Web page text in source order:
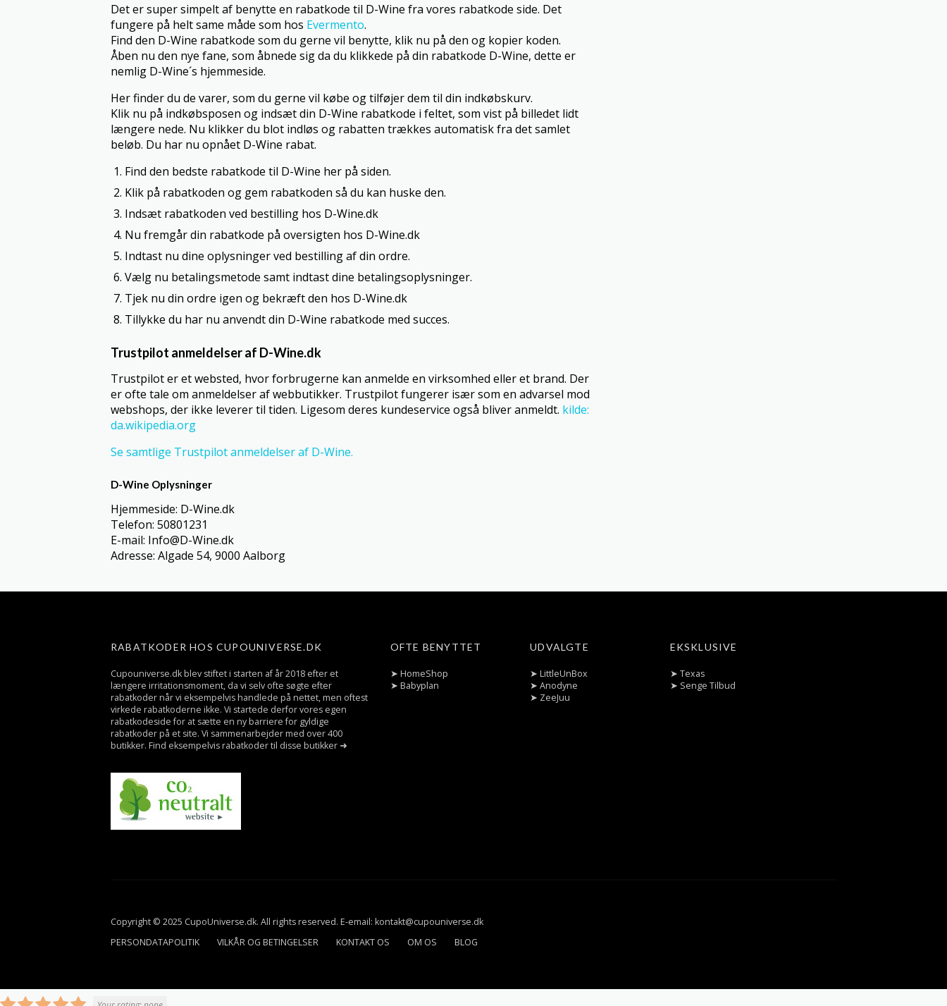
Det er super simpelt af benytte en rabatkode til D-Wine fra vores rabatkode side. Det
fungere på helt same måde som hos Evermento.
Find den D-Wine rabatkode som du gerne vil benytte, klik nu på den og kopier koden.
Åben nu den nye fane, som åbnede sig da du klikkede på din rabatkode D-Wine, dette er
nemlig D-Wine´s hjemmeside.
Her finder du de varer, som du gerne vil købe og tilføjer dem til din indkøbskurv.
Klik nu på indkøbsposen og indsæt din D-Wine rabatkode i feltet, som vist på billedet lidt
længere nede. Nu klikker du blot indløs og rabatten trækkes automatisk fra det samlet
beløb. Du har nu opnået D-Wine rabat.
Find den bedste rabatkode til D-Wine her på siden.
Klik på rabatkoden og gem rabatkoden så du kan huske den.
Indsæt rabatkoden ved bestilling hos D-Wine.dk
Nu fremgår din rabatkode på oversigten hos D-Wine.dk
Indtast nu dine oplysninger ved bestilling af din ordre.
Vælg nu betalingsmetode samt indtast dine betalingsoplysninger.
Tjek nu din ordre igen og bekræft den hos D-Wine.dk
Tillykke du har nu anvendt din D-Wine rabatkode med succes.
Trustpilot anmeldelser af D-Wine.dk
Trustpilot er et websted, hvor forbrugerne kan anmelde en virksomhed eller et brand. Der
er ofte tale om anmeldelser af webbutikker. Trustpilot fungerer især som en advarsel mod
webshops, der ikke leverer til tiden. Ligesom deres kundeservice også bliver anmeldt. kilde:
da.wikipedia.org
Se samtlige Trustpilot anmeldelser af D-Wine.
D-Wine Oplysninger
Hjemmeside: D-Wine.dk
Telefon: 50801231
E-mail: Info@D-Wine.dk
Adresse: Algade 54, 9000 Aalborg
RABATKODER HOS CUPOUNIVERSE.DK
Cupouniverse.dk blev stiftet i starten af år 2018 efter et
længere irritationsmoment, da vi selv ofte søgte efter
rabatkoder når vi eksempelvis handlede på nettet, men oftest
virkede rabatkoderne ikke. Vi startede derfor vores egen
rabatkodeside for at sætte en ny barriere for gyldige
rabatkoder på et site. Vi sammenarbejder med over 400
butikker. Find eksempelvis rabatkoder til disse butikker ➜
OFTE BENYTTET
➤ HomeShop
➤ Babyplan
UDVALGTE
➤ LittleUnBox
➤Anodyne
➤ ZeeJuu
EKSKLUSIVE
➤ Texas
➤ Senge Tilbud
Copyright © 2025 CupoUniverse.dk. All rights reserved. E-email: kontakt@cupouniverse.dk
PERSONDATAPOLITIK
VILKÅR OG BETINGELSER KONTAKT OS OM OS BLOG